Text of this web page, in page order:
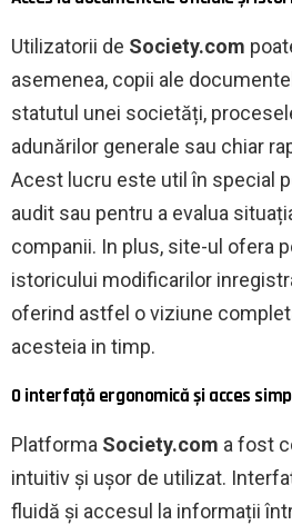
Utilizatorii de Society.com
asemenea, copii ale
statutul unei societăți,
adunărilor generale sau chiar
Acest lucru este util în special
audit sau pentru a evalua
companii. In plus, site-ul ofera
istoricului modificarilor
oferind astfel o viziune
acesteia in timp.
O interfață ergonomică și acces
Platforma Society.com a fost
intuitiv și ușor de utilizat.
fluidă și accesul la informații